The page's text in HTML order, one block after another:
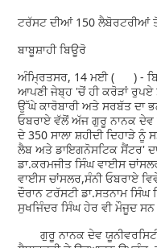
ਟਰੱਸਟ ਦੀਆਂ 150 ਲੈਬੋਰਟਰੀਆਂ
ਬਾਬੂਸ਼ਾਹੀ ਬਿਊਰੋ
ਅੰਮ੍ਰਿਤਸਰ, 14 ਮਈ ( ) -
ਆਪਣੀ ਜੇਬ੍ਹ 'ਚੋਂ ਹੀ ਕਰੋੜਾਂ
ਉੱਘੇ ਕਾਰੋਬਾਰੀ ਅਤੇ ਸਰਬੱਤ ਦਾ
ਓਬਰਾਏ ਵੱਲੋਂ ਅੱਜ ਗੁਰੂ ਨਾਨਕ ਦੇਵ
ਦੇ 350 ਸਾਲਾ ਸ਼ਹੀਦੀ ਦਿਹਾੜੇ
ਲੈਬ ਅਤੇ ਡਾਇਗਨੋਸਟਿਕ ਸੈਂਟਰ'
ਡਾ.ਕਰਮਜੀਤ ਸਿੰਘ ਵਾਈਸ
ਵਾਈਸ ਚਾਂਸਲਰ,ਸੰਨੀ ਓਬਰਾਏ
ਦੌਰਾਨ ਟਰੱਸਟੀ ਡਾ.ਸਤਨਾਮ
ਸੁਖਜਿੰਦਰ ਸਿੰਘ ਹੇਰ ਵੀ ਮੌਜੂਦ
ਗੁਰੂ ਨਾਨਕ ਦੇਵ